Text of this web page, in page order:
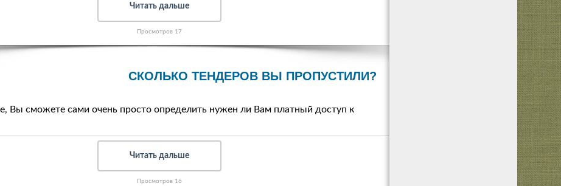
Читать дальше
Просмотров 17
СКОЛЬКО ТЕНДЕРОВ ВЫ ПРОПУСТИЛИ?
Вы сможете сами очень просто определить нужен ли Вам платный доступ к
Читать дальше
Просмотров 16